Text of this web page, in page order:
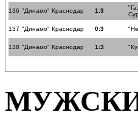
136 "Динамо" Краснодар 1:3
137 "Динамо" Краснодар 0:3
138 "Динамо" Краснодар 1:3